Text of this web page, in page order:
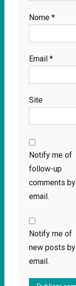
Nome *
Email *
Site
Notify me of
follow-up
comments by
email.
Notify me of
new posts by
email.